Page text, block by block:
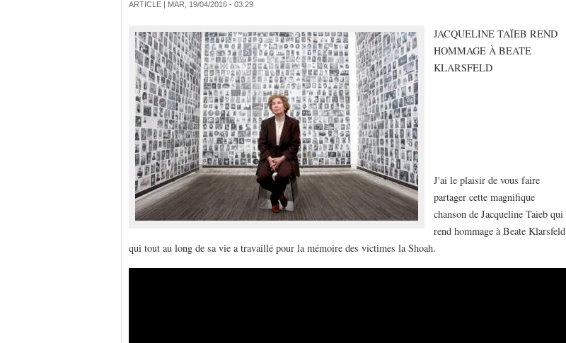
ARTICLE | MAR, 19/04/2016 - 03:29
JACQUELINE TAÏEB REND
HOMMAGE À BEATE
KLARSFELD
J'ai le plaisir de vous faire
partager cette magnifique
chanson de Jacqueline Taieb qui
rend hommage à Beate Klarsfeld
qui tout au long de sa vie a travaillé pour la mémoire des victimes la Shoah.